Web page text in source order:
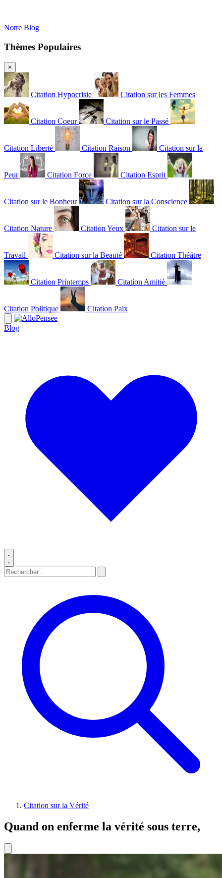
Notre Blog
Thèmes Populaires
×
Citation Hypocrisie Citation sur les Femmes
Citation Coeur Citation sur le Passé
Citation Liberté Citation Raison Citation sur la
Peur Citation Force Citation Esprit
Citation sur le Bonheur Citation sur la Conscience
Citation Nature Citation Yeux Citation sur le
Travail Citation sur la Beauté Citation Théâtre
Citation Printemps Citation Amitié
Citation Politique Citation Paix
Blog
Citation sur la Vérité
Quand on enferme la vérité sous terre,